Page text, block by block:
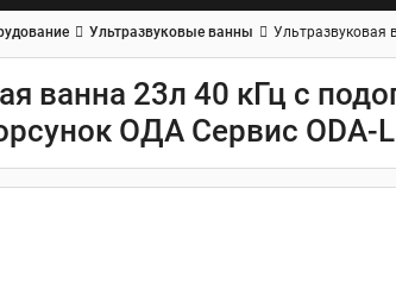
Ультразвуковые ванны Ультразвуковая
ванна 23л 40 кГц с
ОДА Сервис ODA-